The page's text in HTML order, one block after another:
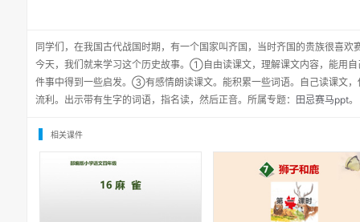
同学们，在我国古代战国时期，有一个国家叫齐国，当时齐国的贵族很喜
今天，我们就来学习这个历史故事。①自由读课文，理解课文内容，能用
件事中得到一些启发。③有感情朗读课文。能积累一些词语。自己读课文
流利。出示带有生字的词语，指名读，然后正音。所属专题：
田忌赛马ppt。
相关课件